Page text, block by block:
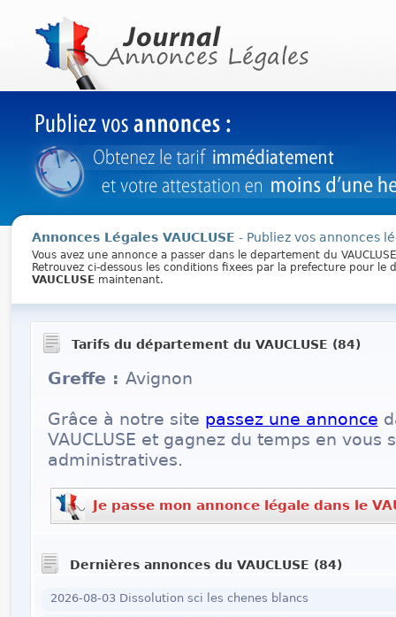
Annonces Légales VAUCLUSE - Publiez vos annonces
Vous avez une annonce a passer dans le departement du
Retrouvez ci-dessous les conditions fixees par la prefecture pour
VAUCLUSEmaintenant.
Tarifs du département du VAUCLUSE (84)
Greffe : Avignon
Grâce à notre site passez une annonce
VAUCLUSE et gagnez du temps en
administratives.
Je passe mon annonce légale dans le
Dernières annonces du VAUCLUSE (84)
2026-08-03 Dissolution sci les chenes blancs